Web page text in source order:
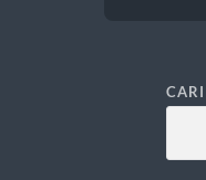
CARI